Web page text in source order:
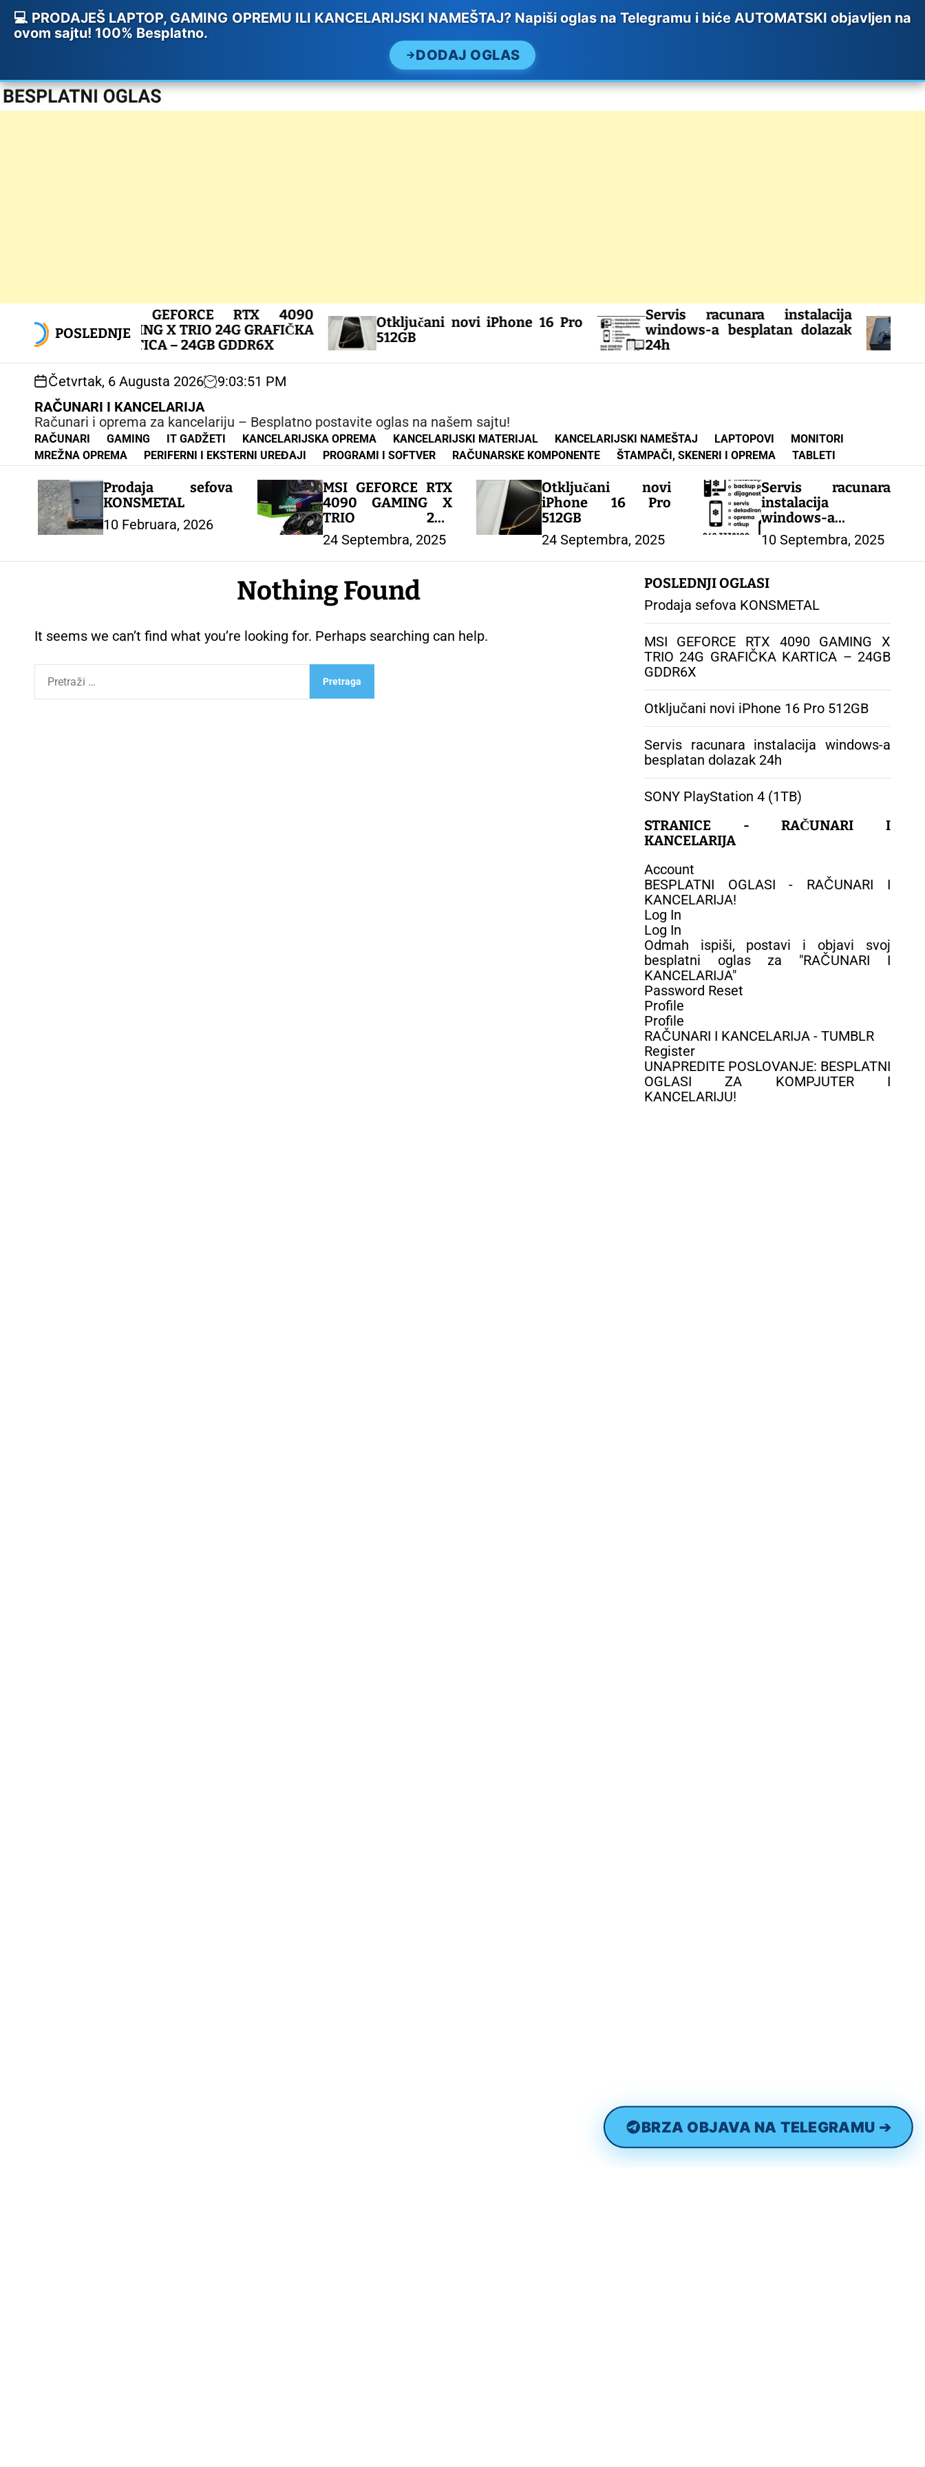
💻 PRODAJEŠ LAPTOP, GAMING OPREMU ILI KANCELARIJSKI NAMEŠTAJ? Napiši oglas na Telegramu i biće AUTOMATSKI objavljen na
ovom sajtu! 100% Besplatno.
DODAJ OGLAS
BRZA OBJAVA NA TELEGRAMU ➔
e
POSLEDNJE
MSI GEFORCE RTX 4090
GAMING X TRIO 24G GRAFIČKA
KARTICA – 24GB GDDR6X
Otključani novi iPhone 16 Pro
512GB
Servis racunara instalacija
windows-a besplatan dolazak
24h
SONY
Četvrtak, 6 Augusta 2026 9:03:52 PM
RAČUNARI I KANCELARIJA
Računari i oprema za kancelariju – Besplatno postavite oglas na našem sajtu!
RAČUNARI GAMING IT GADŽETI KANCELARIJSKA OPREMA KANCELARIJSKI MATERIJAL KANCELARIJSKI NAMEŠTAJ LAPTOPOVI
MONITORI
MREŽNA OPREMA
PERIFERNI I EKSTERNI UREĐAJI PROGRAMI I SOFTVER RAČUNARSKE KOMPONENTE ŠTAMPAČI, SKENERI I OPREMA TABLETI
Prodaja sefova
KONSMETAL
10 Februara, 2026
MSI GEFORCE RTX
4090 GAMING X
TRIO 24G
GRAFIČKA
KARTICA – 24GB
GDDR6X
24 Septembra, 2025
Otključani novi
iPhone 16 Pro
512GB
24 Septembra, 2025
Servis racunara
instalacija
windows-a
besplatan dolazak
24h
10 Septembra, 2025
Nothing Found
It seems we can’t find what you’re looking for. Perhaps searching can help.
e
POSLEDNJI OGLASI
Prodaja sefova KONSMETAL
MSI GEFORCE RTX 4090 GAMING X
TRIO 24G GRAFIČKA KARTICA – 24GB
GDDR6X
Otključani novi iPhone 16 Pro 512GB
Servis racunara instalacija windows-a
besplatan dolazak 24h
SONY PlayStation 4 (1TB)
STRANICE - RAČUNARI I
KANCELARIJA
Account
BESPLATNI OGLASI - RAČUNARI I
KANCELARIJA!
Log In
Log In
Odmah ispiši, postavi i objavi svoj
besplatni oglas za "RAČUNARI I
KANCELARIJA"
Password Reset
Profile
Profile
RAČUNARI I KANCELARIJA - TUMBLR
Register
UNAPREDITE POSLOVANJE: BESPLATNI
OGLASI ZA KOMPJUTER I
KANCELARIJU!